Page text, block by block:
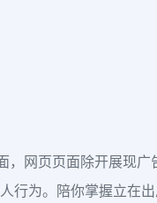
，网页页面除开展现广
行为。陪你掌握立在出